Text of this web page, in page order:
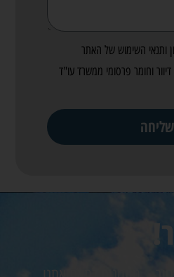
ותנאי השימוש של האתר
וחומר פרסומי ממשרד עו"ד
שליחה